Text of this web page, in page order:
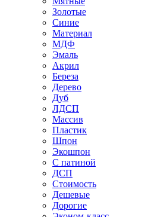
Золотые
Синие
Материал
МДФ
Эмаль
Акрил
Береза
Дерево
Дуб
ЛДСП
Массив
Пластик
Шпон
Экошпон
С патиной
ДСП
Стоимость
Дешевые
Дорогие